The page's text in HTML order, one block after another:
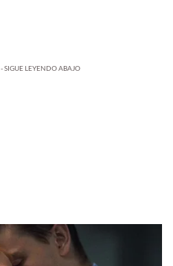
SIGUE LEYENDO ABAJO